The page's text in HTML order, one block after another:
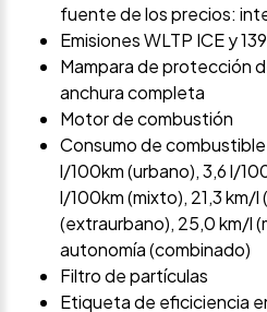
fuente de los precios:
Emisiones WLTP ICE y 139
Mampara de protección
anchura completa
Motor de combustión
Consumo de
l/100km (urbano), 3,6 l/
l/100km (mixto), 21,3 km/l
(extraurbano), 25,0 km/l
autonomía (combinado)
Filtro de partículas
Etiqueta de eficiciencia